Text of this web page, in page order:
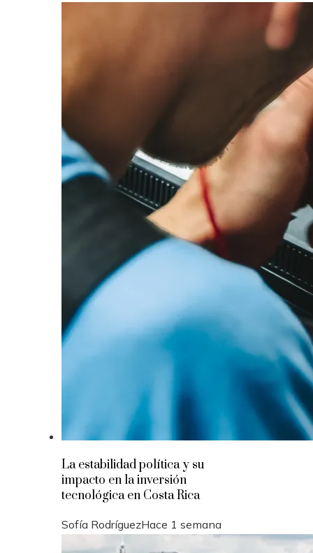
La estabilidad política y su
impacto en la inversión
tecnológica en Costa Rica
Sofía RodríguezHace 1 semana